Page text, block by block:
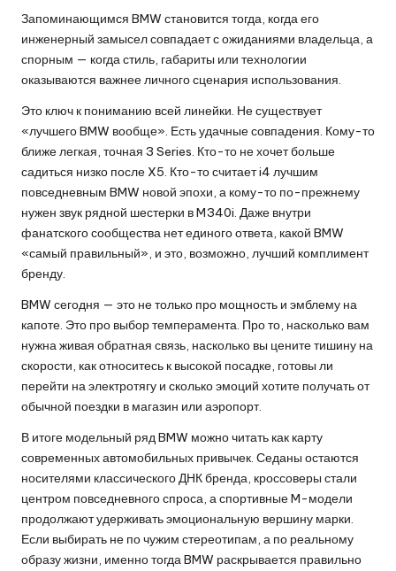
Запоминающимся BMW становится тогда, когда его
инженерный замысел совпадает с ожиданиями владельца, а
спорным — когда стиль, габариты или технологии
оказываются важнее личного сценария использования.
Это ключ к пониманию всей линейки. Не существует
«лучшего BMW вообще». Есть удачные совпадения. Кому-то
ближе легкая, точная 3 Series. Кто-то не хочет больше
садиться низко после X5. Кто-то считает i4 лучшим
повседневным BMW новой эпохи, а кому-то по-прежнему
нужен звук рядной шестерки в M340i. Даже внутри
фанатского сообщества нет единого ответа, какой BMW
«самый правильный», и это, возможно, лучший комплимент
бренду.
BMW сегодня — это не только про мощность и эмблему на
капоте. Это про выбор темперамента. Про то, насколько вам
нужна живая обратная связь, насколько вы цените тишину на
скорости, как относитесь к высокой посадке, готовы ли
перейти на электротягу и сколько эмоций хотите получать от
обычной поездки в магазин или аэропорт.
В итоге модельный ряд BMW можно читать как карту
современных автомобильных привычек. Седаны остаются
носителями классического ДНК бренда, кроссоверы стали
центром повседневного спроса, а спортивные M-модели
продолжают удерживать эмоциональную вершину марки.
Если выбирать не по чужим стереотипам, а по реальному
образу жизни, именно тогда BMW раскрывается правильно